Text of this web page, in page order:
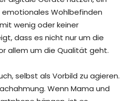
Wohlbefinden
wenig oder keiner
dass es nicht nur um die
allem um die Qualität geht.
selbst als Vorbild zu agieren.
Wenn Mama und